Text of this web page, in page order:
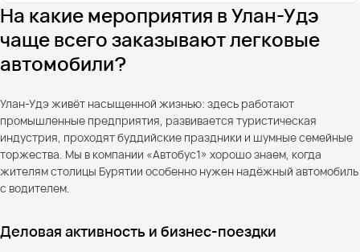
На какие мероприятия в Улан-Удэ
чаще всего заказывают легковые
автомобили?
Улан-Удэ живёт насыщенной жизнью: здесь работают
промышленные предприятия, развивается туристическая
индустрия, проходят буддийские праздники и шумные семейные
торжества. Мы в компании «Автобус1» хорошо знаем, когда
жителям столицы Бурятии особенно нужен надёжный автомобиль
с водителем.
Деловая активность и бизнес-поездки